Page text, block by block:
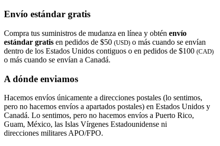
Envío estándar gratis
Compra tus suministros de mudanza en línea y obtén envío
estándar gratis en pedidos de $50 (USD) o más cuando se envían
dentro de los Estados Unidos contiguos o en pedidos de $100 (CAD)
o más cuando se envían a Canadá.
A dónde enviamos
Hacemos envíos únicamente a direcciones postales (lo sentimos,
pero no hacemos envíos a apartados postales) en Estados Unidos y
Canadá. Lo sentimos, pero no hacemos envíos a Puerto Rico,
Guam, México, las Islas Vírgenes Estadounidense ni
direcciones militares APO/FPO.